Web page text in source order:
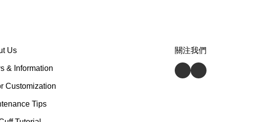
Us
& Information
Customization
Tips
關注我們